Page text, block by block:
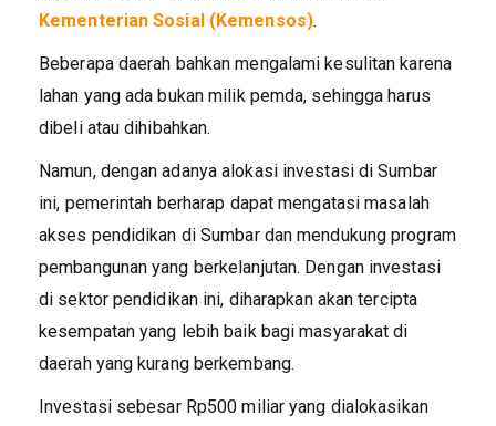
Kementerian Sosial (Kemensos).
Beberapa daerah bahkan mengalami kesulitan karena
lahan yang ada bukan milik pemda, sehingga harus
dibeli atau dihibahkan.
Namun, dengan adanya alokasi investasi di Sumbar
ini, pemerintah berharap dapat mengatasi masalah
akses pendidikan di Sumbar dan mendukung program
pembangunan yang berkelanjutan. Dengan investasi
di sektor pendidikan ini, diharapkan akan tercipta
kesempatan yang lebih baik bagi masyarakat di
daerah yang kurang berkembang.
Investasi sebesar Rp500 miliar yang dialokasikan